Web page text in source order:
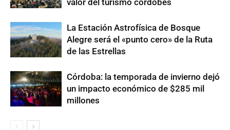
La Estación Astrofísica de Bosque
Alegre será el «punto cero» de la Ruta
de las Estrellas
Córdoba: la temporada de invierno dejó
un impacto económico de $285 mil
millones